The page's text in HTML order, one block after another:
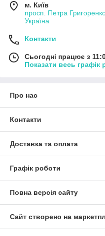
м. Київ
просп. Петра
Україна
Контакти
Сьогодні працює з
Показати весь графік
Про нас
Контакти
Доставка та оплата
Графік роботи
Повна версія сайту
Сайт створено на